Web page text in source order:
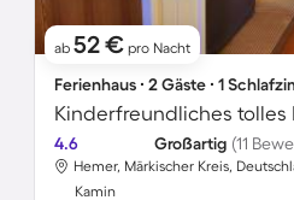
ab 52 € pro Nacht
Ferienhaus ∙ 2 Gäste ∙ 1
4.6 Großartig (11
Hemer, Märkischer Kreis,
Kamin